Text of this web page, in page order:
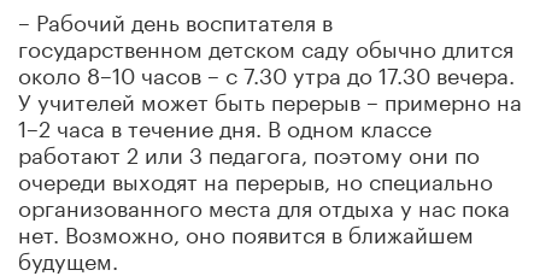
– Рабочий день воспитателя в
государственном детском саду обычно длится
около 8–10 часов – с 7.30 утра до 17.30 вечера.
У учителей может быть перерыв – примерно на
1–2 часа в течение дня. В одном классе
работают 2 или 3 педагога, поэтому они по
очереди выходят на перерыв, но специально
организованного места для отдыха у нас пока
нет. Возможно, оно появится в ближайшем
будущем.